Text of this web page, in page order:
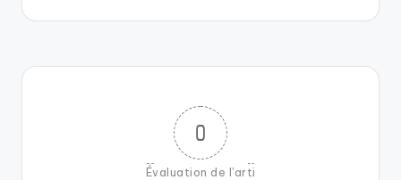
0
Évaluation de l'arti